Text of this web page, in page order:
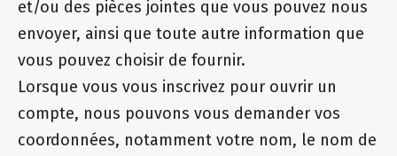
et/ou des pièces jointes que vous pouvez nous
envoyer, ainsi que toute autre information que
vous pouvez choisir de fournir.
Lorsque vous vous inscrivez pour ouvrir un
compte, nous pouvons vous demander vos
coordonnées, notamment votre nom, le nom de